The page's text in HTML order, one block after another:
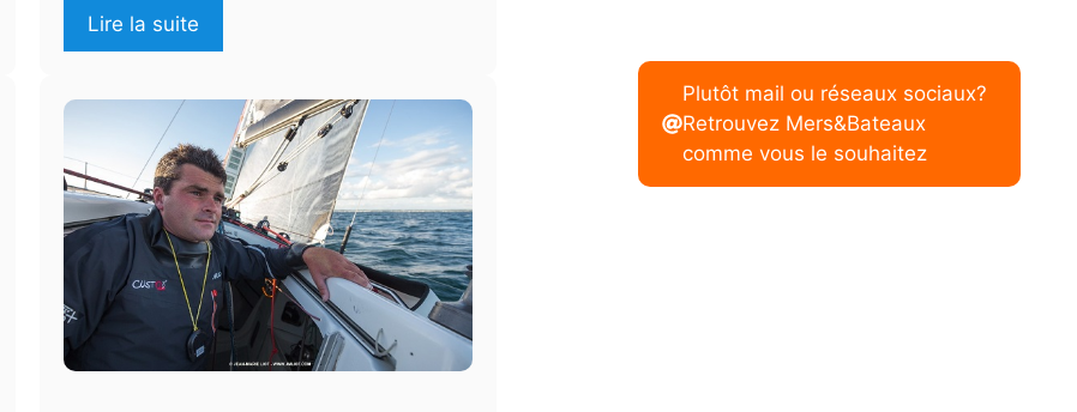
Lire la suite
Plutôt mail ou réseaux sociaux?
Retrouvez Mers&Bateaux
comme vous le souhaitez